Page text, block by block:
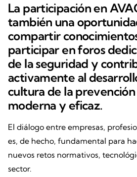
La participación en
también una
compartir
participar en foros
de la seguridad y
activamente al
cultura de la
moderna y eficaz.
El diálogo entre empresas,
es, de hecho, fundamental para
nuevos retos normativos,
sector.